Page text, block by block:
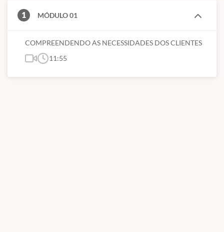
1 MÓDULO 01
COMPREENDENDO AS NECESSIDADES DOS CLIENTES
11:55